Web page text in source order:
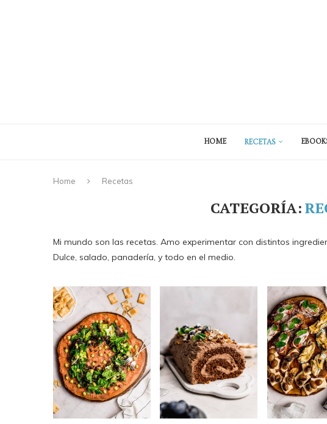
HOME RECETAS
Home Recetas
CATEGORÍA:
Mi mundo son las recetas. Amo experimentar con distintos
Dulce, salado, panadería, y todo en el medio.